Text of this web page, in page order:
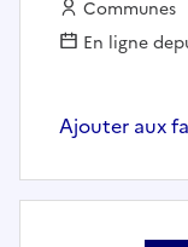
Employeur :
Communes
En ligne
Ajouter aux